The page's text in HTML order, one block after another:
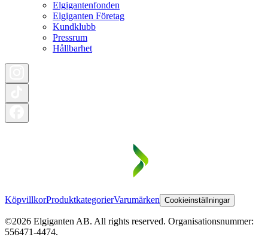
Elgigantenfonden
Elgiganten Företag
Kundklubb
Pressrum
Hållbarhet
KöpvillkorProduktkategorierVarumärken Cookieinställningar
©2026 Elgiganten AB. All rights reserved. Organisationsnummer:
556471-4474.